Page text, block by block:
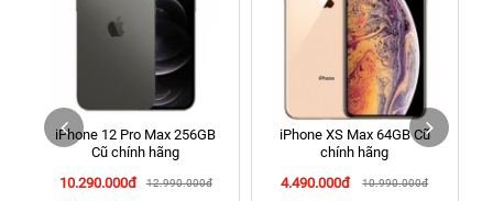
Đức Cũ)
70 Nguyễn An Ninh, Dĩ An, Hồ Chí Minh (Bình Dương Cũ)
24h Vũng Tàu: 162A Ba Cu, Vũng Tàu, Hồ Chí Minh (TP. Vũng
Tàu cũ)
198 Hoàng Văn Thụ, Tân Sơn Nhất, Hồ Chí Minh (Tân Bình
iPhone 12 Pro Max 256GB
Cũ chính hãng
10.290.000đ
12.990.000đ
iPhone XS Max 64GB Cũ
chính hãng
4.490.000đ
10.990.000đ